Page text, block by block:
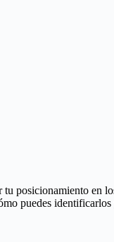
posicionamiento en
puedes